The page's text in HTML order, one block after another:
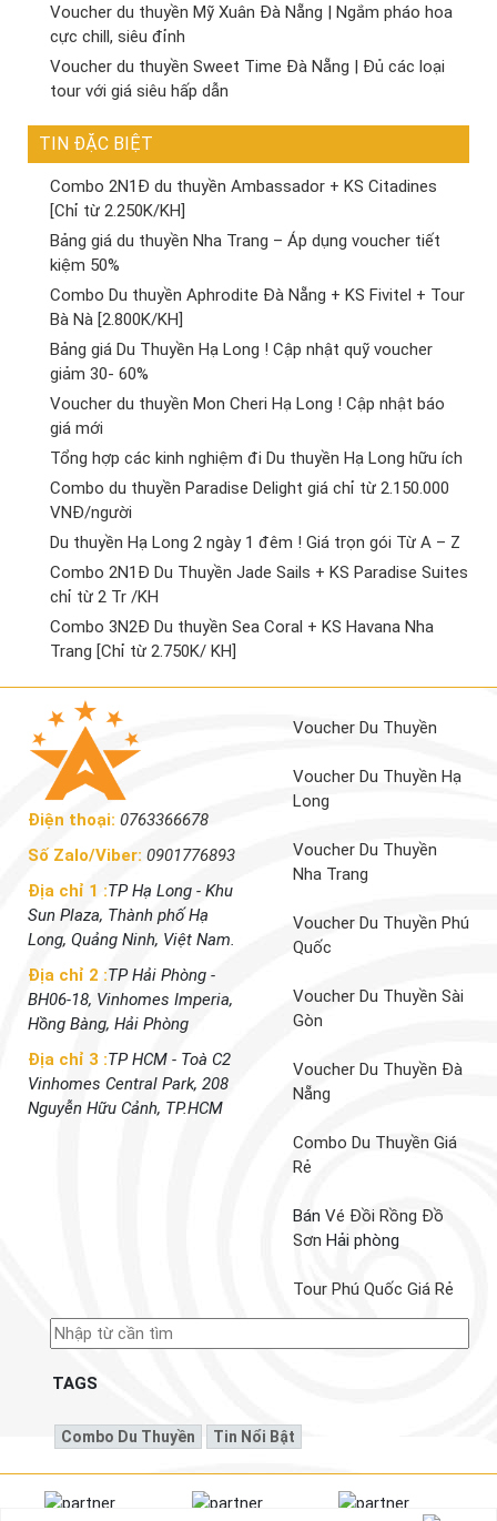
Voucher du thuyền Mỹ Xuân Đà Nẵng | Ngắm pháo hoa
cực chill, siêu đỉnh
Voucher du thuyền Sweet Time Đà Nẵng | Đủ các loại
tour với giá siêu hấp dẫn
TIN ĐẶC BIỆT
Combo 2N1Đ du thuyền Ambassador + KS Citadines
[Chỉ từ 2.250K/KH]
Bảng giá du thuyền Nha Trang – Áp dụng voucher tiết
kiệm 50%
Combo Du thuyền Aphrodite Đà Nẵng + KS Fivitel + Tour
Bà Nà [2.800K/KH]
Bảng giá Du Thuyền Hạ Long ! Cập nhật quỹ voucher
giảm 30- 60%
Voucher du thuyền Mon Cheri Hạ Long ! Cập nhật báo
giá mới
Tổng hợp các kinh nghiệm đi Du thuyền Hạ Long hữu ích
Combo du thuyền Paradise Delight giá chỉ từ 2.150.000
VNĐ/người
Du thuyền Hạ Long 2 ngày 1 đêm ! Giá trọn gói Từ A – Z
Combo 2N1Đ Du Thuyền Jade Sails + KS Paradise Suites
chỉ từ 2 Tr /KH
Combo 3N2Đ Du thuyền Sea Coral + KS Havana Nha
Trang [Chỉ từ 2.750K/ KH]
Điện thoại: 0763366678
Số Zalo/Viber: 0901776893
Địa chỉ 1 :TP Hạ Long - Khu
Sun Plaza, Thành phố Hạ
Long, Quảng Ninh, Việt Nam.
Địa chỉ 2 :TP Hải Phòng -
BH06-18, Vinhomes Imperia,
Hồng Bàng, Hải Phòng
Địa chỉ 3 :TP HCM - Toà C2
Vinhomes Central Park, 208
Nguyễn Hữu Cảnh, TP.HCM
Voucher Du Thuyền
Voucher Du Thuyền Hạ
Long
Voucher Du Thuyền
Nha Trang
Voucher Du Thuyền Phú
Quốc
Voucher Du Thuyền Sài
Gòn
Voucher Du Thuyền Đà
Nẵng
Combo Du Thuyền Giá
Rẻ
Bán Vé Đồi Rồng Đồ
Sơn Hải phòng
Tour Phú Quốc Giá Rẻ
TAGS
Combo Du Thuyền Tin Nổi Bật